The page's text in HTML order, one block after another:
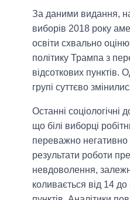
За даними видання,
виборів 2018 року
освіти схвально
політику Трампа з
відсоткових пунктів.
групі суттєво
Останні соціологічні
що білі виборці
переважно негативно
результати роботи
невдоволення,
коливається від 14